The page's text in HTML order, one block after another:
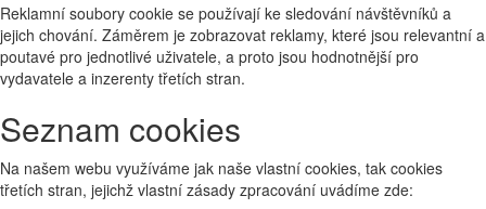
Reklamní soubory cookie se používají ke sledování návštěvníků a
jejich chování. Záměrem je zobrazovat reklamy, které jsou relevantní a
poutavé pro jednotlivé uživatele, a proto jsou hodnotnější pro
vydavatele a inzerenty třetích stran.
Seznam cookies
Na našem webu využíváme jak naše vlastní cookies, tak cookies
třetích stran, jejichž vlastní zásady zpracování uvádíme zde: